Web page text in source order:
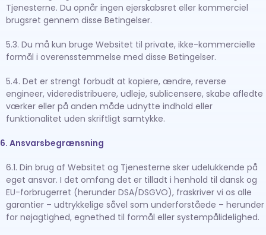
Tjenesterne. Du opnår ingen ejerskabsret eller kommerciel
brugsret gennem disse Betingelser.
5.3. Du må kun bruge Websitet til private, ikke-kommercielle
formål i overensstemmelse med disse Betingelser.
5.4. Det er strengt forbudt at kopiere, ændre, reverse
engineer, videredistribuere, udleje, sublicensere, skabe afledte
værker eller på anden måde udnytte indhold eller
funktionalitet uden skriftligt samtykke.
6. Ansvarsbegrænsning
6.1. Din brug af Websitet og Tjenesterne sker udelukkende på
eget ansvar. I det omfang det er tilladt i henhold til dansk og
EU-forbrugerret (herunder DSA/DSGVO), fraskriver vi os alle
garantier – udtrykkelige såvel som underforståede – herunder
for nøjagtighed, egnethed til formål eller systempålidelighed.